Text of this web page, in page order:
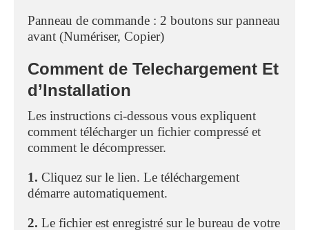
Panneau de commande : 2 boutons sur panneau
avant (Numériser, Copier)
Comment de Telechargement Et
d’Installation
Les instructions ci-dessous vous expliquent
comment télécharger un fichier compressé et
comment le décompresser.
1. Cliquez sur le lien. Le téléchargement
démarre automatiquement.
2. Le fichier est enregistré sur le bureau de votre